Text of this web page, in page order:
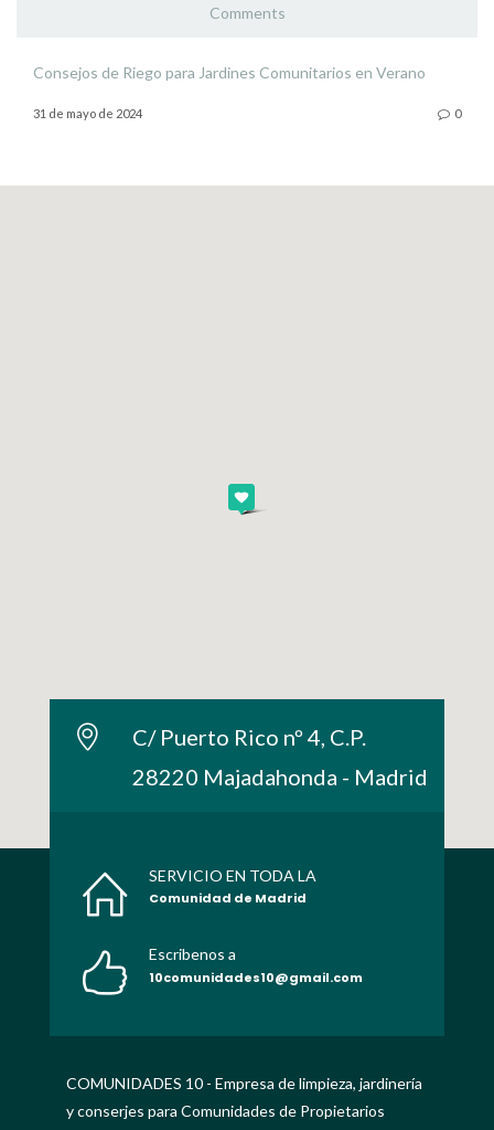
Comments
Consejos de Riego para Jardines Comunitarios en Verano
31 de mayo de 2024 0
C/ Puerto Rico nº 4, C.P.
28220 Majadahonda - Madrid
SERVICIO EN TODA LA
Comunidad de Madrid
Escribenos a
10comunidades10@gmail.com
COMUNIDADES 10 - Empresa de limpieza, jardinería
y conserjes para Comunidades de Propietarios